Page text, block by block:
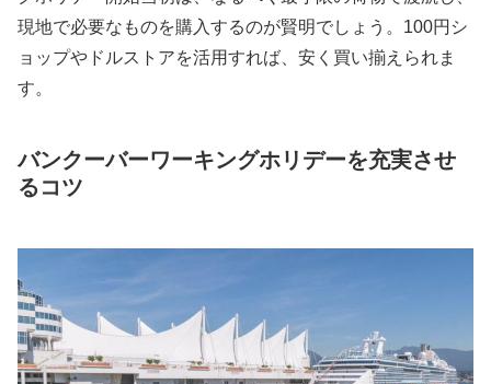
現地で必要なものを購入するのが賢明でしょう。100円シ
ョップやドルストアを活用すれば、安く買い揃えられま
す。
バンクーバーワーキングホリデーを充実させ
るコツ